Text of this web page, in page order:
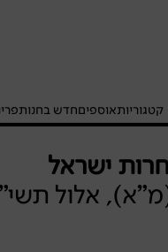
קטגוריותאוספיםחדש בחנות
ישראל
אלול